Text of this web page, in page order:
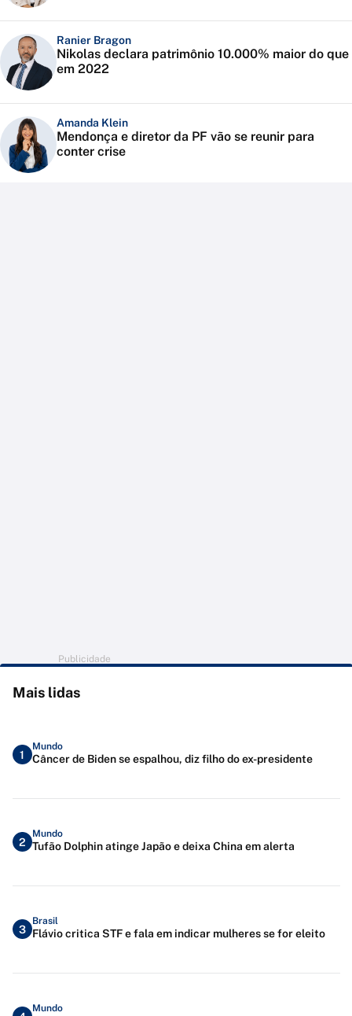
Ranier Bragon
Nikolas declara patrimônio 10.000% maior do que
em 2022
Amanda Klein
Mendonça e diretor da PF vão se reunir para
conter crise
Publicidade
Mais lidas
1
Mundo
Câncer de Biden se espalhou, diz filho do ex-presidente
2
Mundo
Tufão Dolphin atinge Japão e deixa China em alerta
3
Brasil
Flávio critica STF e fala em indicar mulheres se for eleito
Mundo